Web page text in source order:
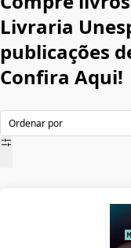
Livraria
publicações
Confira Aqui!